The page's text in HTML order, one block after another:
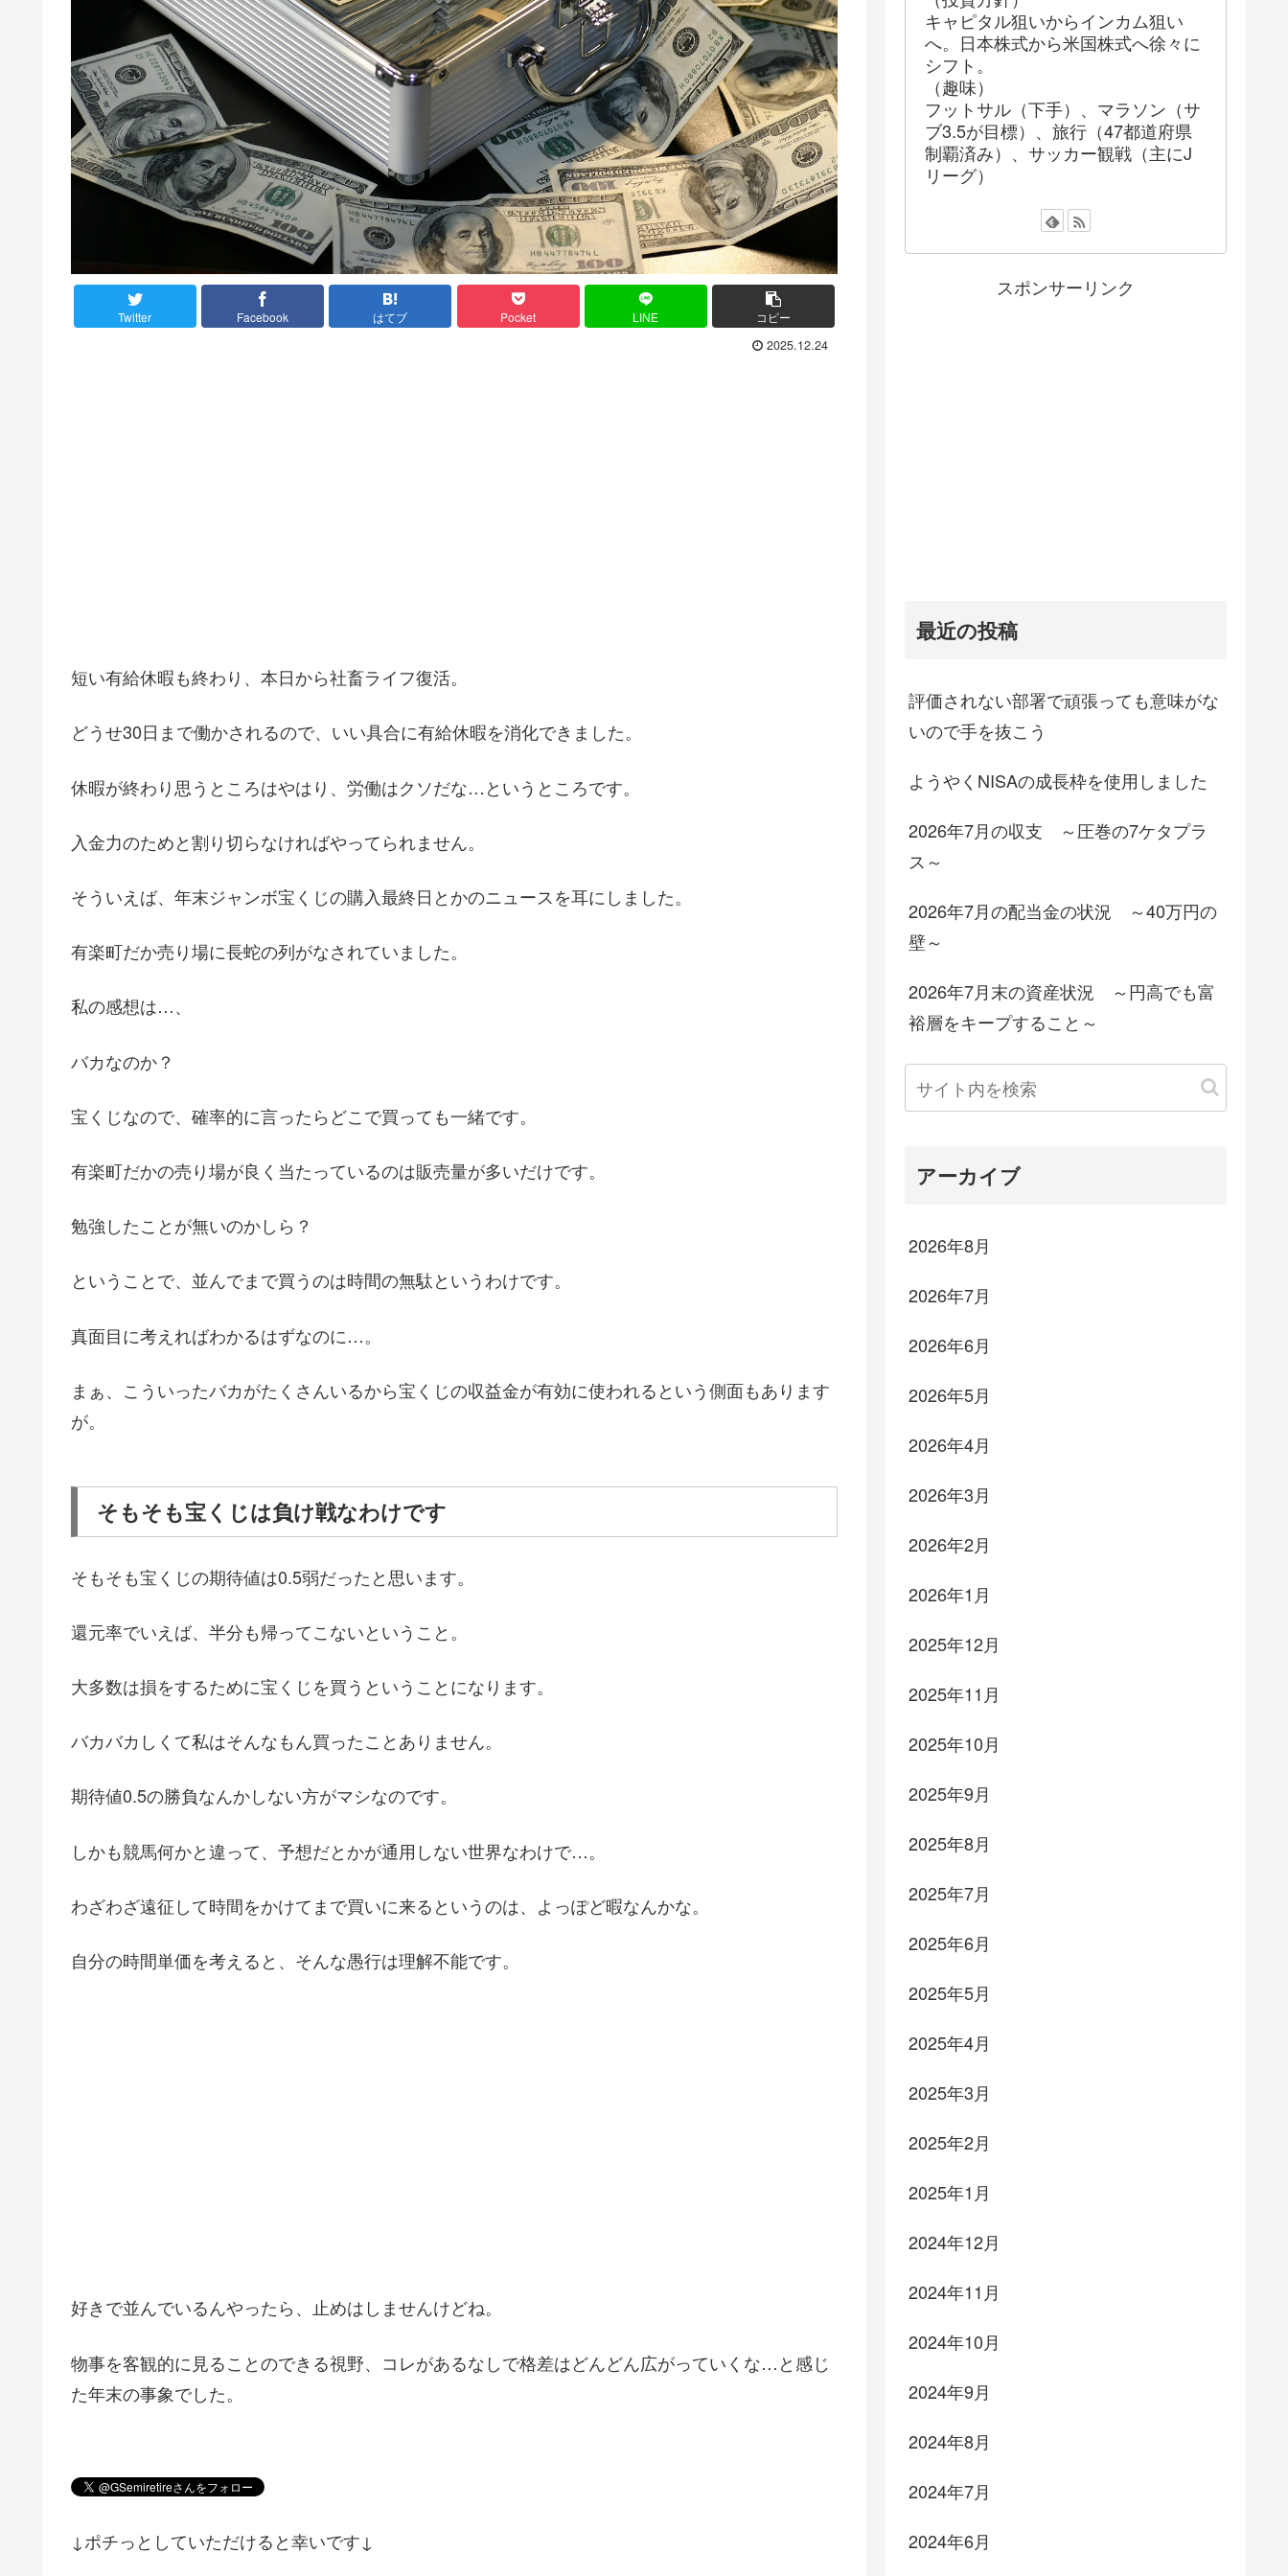
Twitter Facebook はてブ Pocket LINE コピー
2025.12.24
短い有給休暇も終わり、本日から社畜ライフ復活。
どうせ30日まで働かされるので、いい具合に有給休暇を消化できました。
休暇が終わり思うところはやはり、労働はクソだな…というところです。
入金力のためと割り切らなければやってられません。
そういえば、年末ジャンボ宝くじの購入最終日とかのニュースを耳にしました。
有楽町だか売り場に長蛇の列がなされていました。
私の感想は…、
バカなのか？
宝くじなので、確率的に言ったらどこで買っても一緒です。
有楽町だかの売り場が良く当たっているのは販売量が多いだけです。
勉強したことが無いのかしら？
ということで、並んでまで買うのは時間の無駄というわけです。
真面目に考えればわかるはずなのに…。
まぁ、こういったバカがたくさんいるから宝くじの収益金が有効に使われるという側面もあります
が。
そもそも宝くじは負け戦なわけです
そもそも宝くじの期待値は0.5弱だったと思います。
還元率でいえば、半分も帰ってこないということ。
大多数は損をするために宝くじを買うということになります。
バカバカしくて私はそんなもん買ったことありません。
期待値0.5の勝負なんかしない方がマシなのです。
しかも競馬何かと違って、予想だとかが通用しない世界なわけで…。
わざわざ遠征して時間をかけてまで買いに来るというのは、よっぽど暇なんかな。
自分の時間単価を考えると、そんな愚行は理解不能です。
好きで並んでいるんやったら、止めはしませんけどね。
物事を客観的に見ることのできる視野、コレがあるなしで格差はどんどん広がっていくな…と感じ
た年末の事象でした。
↓ポチっとしていただけると幸いです↓
キャピタル狙いからインカム狙い
へ。日本株式から米国株式へ徐々に
シフト。
（趣味）
フットサル（下手）、マラソン（サ
ブ3.5が目標）、旅行（47都道府県
制覇済み）、サッカー観戦（主にJ
リーグ）
スポンサーリンク
最近の投稿
評価されない部署で頑張っても意味がな
いので手を抜こう
ようやくNISAの成長枠を使用しました
2026年7月の収支 ～圧巻の7ケタプラ
ス～
2026年7月の配当金の状況 ～40万円の
壁～
2026年7月末の資産状況 ～円高でも富
裕層をキープすること～
アーカイブ
2026年8月
2026年7月
2026年6月
2026年5月
2026年4月
2026年3月
2026年2月
2026年1月
2025年12月
2025年11月
2025年10月
2025年9月
2025年8月
2025年7月
2025年6月
2025年5月
2025年4月
2025年3月
2025年2月
2025年1月
2024年12月
2024年11月
2024年10月
2024年9月
2024年8月
2024年7月
2024年6月